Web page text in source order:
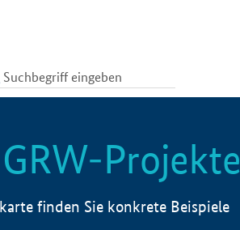
Projekte
finden Sie konkrete Beispiele